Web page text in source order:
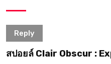
Reply
สปอยล์ Clair Obscur :